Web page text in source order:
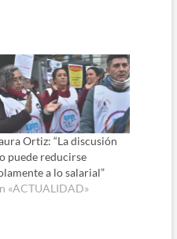
Ortiz: “La discusión
puede reducirse
a lo salarial”
«ACTUALIDAD»